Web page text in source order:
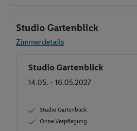
Studio Gartenblick
Zimmerdetails
Buchen
Studio Gartenblick
14.05. - 16.05.2027
Studio Gartenblick
Ohne Verpflegung